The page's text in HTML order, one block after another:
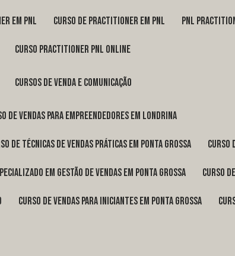
em pnl curso de practitioner em pnl pnl
curso practitioner pnl online
cursos de venda e comunicação
de vendas para empreendedores em Londrina
de técnicas de vendas práticas em Ponta Grossa
em gestão de vendas em Ponta Grossa curso
curso de vendas para iniciantes em Ponta Grossa